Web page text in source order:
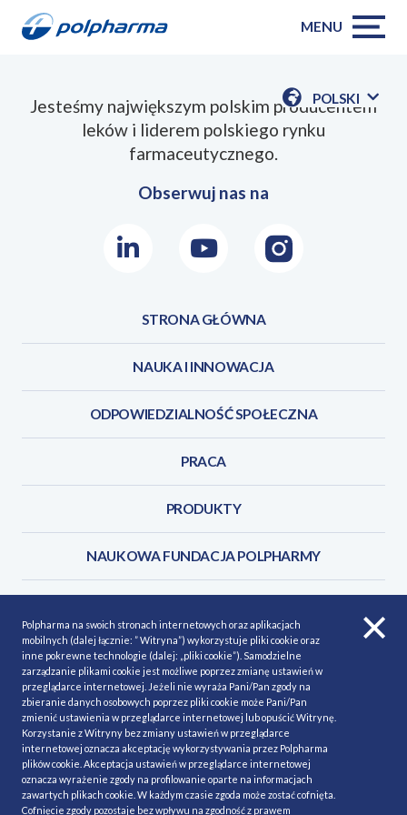
MENU
POLSKI
POKAŻ
Jesteśmy największym polskim producentem
leków i liderem polskiego rynku
farmaceutycznego.
Obserwuj nas na
LinkedInYoutubeInstagram
STRONA GŁÓWNA
NAUKA I INNOWACJA
ODPOWIEDZIALNOŚĆ SPOŁECZNA
PRACA
PRODUKTY
NAUKOWA FUNDACJA POLPHARMY
POLITYKA COOKIES
Polityka prywatności
MAPA STRONY
NASZE SERWISY
MATERIAŁY DO POBRANIA
MINIMALIZACJA RYZYKA
Polpharma na swoich stronach internetowych oraz aplikacjach
mobilnych (dalej łącznie: ” Witryna”) wykorzystuje pliki cookie oraz
inne pokrewne technologie (dalej: „pliki cookie”). Samodzielne
zarządzanie plikami cookie jest możliwe poprzez zmianę ustawień w
przeglądarce internetowej. Jeżeli nie wyraża Pani/Pan zgody na
zbieranie danych osobowych poprzez pliki cookie może Pani/Pan
zmienić ustawienia w przeglądarce internetowej lub opuścić Witrynę.
Korzystanie z Witryny bez zmiany ustawień w przeglądarce
internetowej oznacza akceptację wykorzystywania przez Polpharma
plików cookie. Akceptacja ustawień w przeglądarce internetowej
oznacza wyrażenie zgody na profilowanie oparte na informacjach
zawartych plikach cookie. W każdym czasie zgoda może zostać cofnięta.
Cofnięcie zgody pozostaje bez wpływu na zgodność z prawem